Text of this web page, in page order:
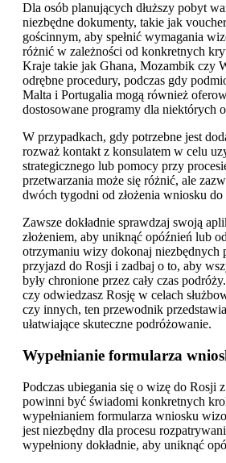
Dla osób planujących dłuższy pobyt
niezbędne dokumenty, takie jak
gościnnym, aby spełnić wymagania
różnić w zależności od konkretnych
Kraje takie jak Ghana, Mozambik czy
odrębne procedury, podczas gdy
Malta i Portugalia mogą również
dostosowane programy dla niektórych
W przypadkach, gdy potrzebne jest
rozważ kontakt z konsulatem w celu
strategicznego lub pomocy przy
przetwarzania może się różnić, ale
dwóch tygodni od złożenia wniosku
Zawsze dokładnie sprawdzaj swoją
złożeniem, aby uniknąć opóźnień lub
otrzymaniu wizy dokonaj niezbędnych
przyjazd do Rosji i zadbaj o to, aby
były chronione przez cały czas
czy odwiedzasz Rosję w celach
czy innych, ten przewodnik
ułatwiające skuteczne podróżowanie.
Wypełnianie formularza
Podczas ubiegania się o wizę do Rosji
powinni być świadomi konkretnych
wypełnianiem formularza wniosku
jest niezbędny dla procesu
wypełniony dokładnie, aby uniknąć